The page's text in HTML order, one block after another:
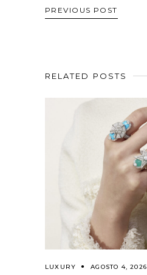
PREVIOUS POST
RELATED POSTS
LUXURY AGOSTO 4, 2026